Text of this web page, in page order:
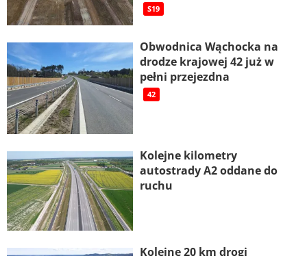
S19
Obwodnica Wąchocka na
drodze krajowej 42 już w
pełni przejezdna
42
Kolejne kilometry
autostrady A2 oddane do
ruchu
Kolejne 20 km drogi